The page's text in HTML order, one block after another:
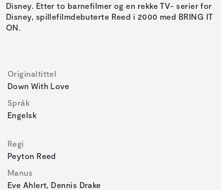
Disney. Etter to barnefilmer og en rekke TV- serier for
Disney, spillefilmdebuterte Reed i 2000 med BRING IT
ON.
Originaltittel
Down With Love
Språk
Engelsk
Regi
Peyton Reed
Manus
Eve Ahlert, Dennis Drake